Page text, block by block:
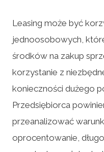
Leasing może być
jednoosobowych,
środków na zakup
korzystanie z
konieczności dużego
Przedsiębiorca
przeanalizować
oprocentowanie,